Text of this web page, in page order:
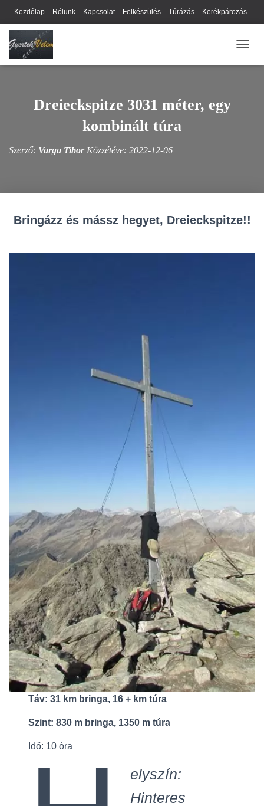
Kezdőlap Rólunk Kapcsolat Felkészülés Túrázás Kerékpározás
Webhely térkép
Dreieckspitze 3031 méter, egy
kombinált túra
Szerző: Varga TiborKözzétéve: 2022-12-06
Bringázz és mássz hegyet, Dreieckspitze!!
Táv: 31 km bringa, 16 + km túra
Szint: 830 m bringa, 1350 m túra
Idő: 10 óra
elyszín:
Hinteres